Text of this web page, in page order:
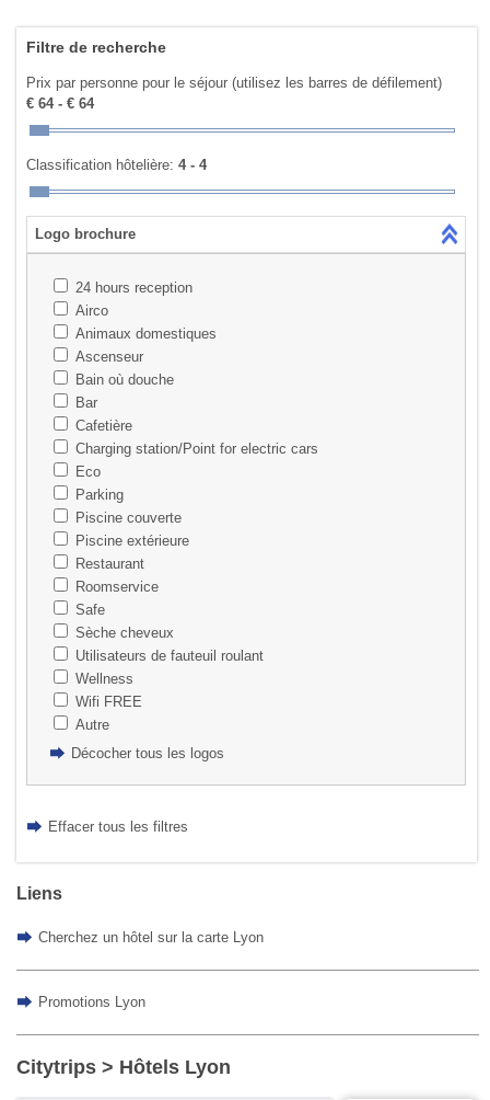
Filtre de recherche
Prix par personne pour le séjour (utilisez les barres de défilement)
€ 64 - € 64
Classification hôtelière:4 - 4
Logo brochure
24 hours reception
Airco
Animaux domestiques
Ascenseur
Bain où douche
Bar
Cafetière
Charging station/Point for electric cars
Eco
Parking
Piscine couverte
Piscine extérieure
Restaurant
Roomservice
Safe
Sèche cheveux
Utilisateurs de fauteuil roulant
Wellness
Wifi FREE
Autre
Décocher tous les logos
Effacer tous les filtres
Liens
Cherchez un hôtel sur la carte Lyon
Promotions Lyon
Citytrips> Hôtels Lyon